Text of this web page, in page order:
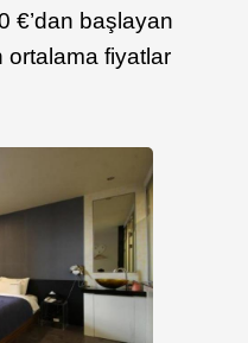
€’dan başlayan
ortalama fiyatlar